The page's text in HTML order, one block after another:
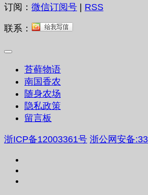
订阅： 微信订阅号 | RSS
联系：
苔藓物语
南国香农
随身农场
隐私政策
留言板
浙ICP备12003361号 浙公网安备